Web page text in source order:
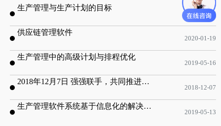
生产管理与生产计划的目标
2020-09-08
供应链管理软件
2020-01-19
生产管理中的高级计划与排程优化
2019-05-16
2018年12月7日 强强联手，共同推进电子器件领域APS应用典范 风华高科生产自动化工业互联网应用项目-APS项目启动会
2018-12-07
生产管理软件系统基于信息化的解决方案
2019-05-13